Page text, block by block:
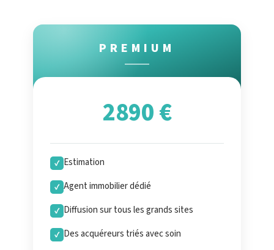
PREMIUM
2890 €
✓ Estimation
✓ Agent immobilier dédié
✓ Diffusion sur tous les grands sites
✓ Des acquéreurs triés avec soin